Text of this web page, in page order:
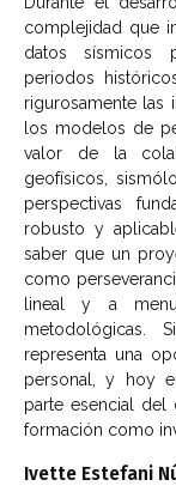
complejidad que
datos sísmicos
periodos
rigurosamente las
los modelos de
valor de la
geofísicos,
perspectivas
robusto y
saber que un
como
lineal y a
metodológicas.
representa una
personal, y hoy
parte esencial
formación como
Ivette Estefani